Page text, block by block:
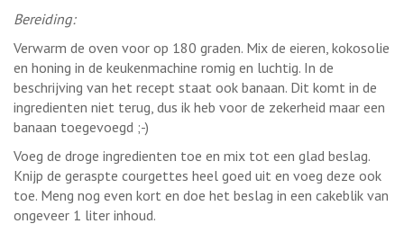
Bereiding:
Verwarm de oven voor op 180 graden. Mix de eieren, kokosolie
en honing in de keukenmachine romig en luchtig. In de
beschrijving van het recept staat ook banaan. Dit komt in de
ingredienten niet terug, dus ik heb voor de zekerheid maar een
banaan toegevoegd ;-)
Voeg de droge ingredienten toe en mix tot een glad beslag.
Knijp de geraspte courgettes heel goed uit en voeg deze ook
toe. Meng nog even kort en doe het beslag in een cakeblik van
ongeveer 1 liter inhoud.